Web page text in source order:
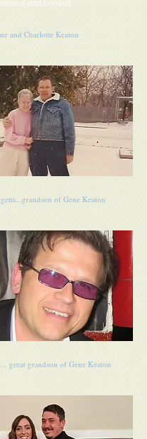
licensed and bonded.
and Charlotte Keaton
of Gene Keaton
great grandson of Gene Keaton